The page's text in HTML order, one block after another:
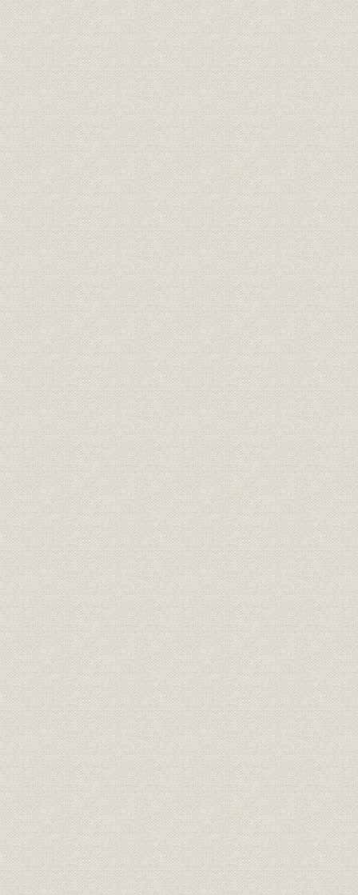
第6節 井上貞次郎時代の終幕
第6章 体質強めて総合包装へ(昭和38年~昭和48年)
第1節 企業体質の改善
第2節 供給能力の強化と新製品の開発
第3節 労使紛争の克服
第4節 長期計画へ総結集
第5節 総合包装企業へ転換
第6節 新生レンゴーとして伸展
第7章 枝伸ばし花咲かす(昭和48年~昭和59年)
第1節 業界の協調と競争
第2節 石油危機下で供給体制確立
第3節 体質改善への苦闘
第4節 量から質への転換
第5節 新しい時代への布石
第6節 体制と体質の充実
第8章 もっと大きく強く広く(昭和59年~平成5年)
第1節 「もっと大きく、もっと強く」
第2節 原価低減をもとに意識改革
第3節 周辺分野への進出と新製品の開発
第4節 新しい情勢に新しい体制と機能
第5節 創業80周年を機に新展開
第6節 業容の拡大とリニューアル
第7節 国際貢献と体質強化
第8節 グッド・カンパニーを目指して
第9節 21世紀へのアプローチ
写真
歴代社長 現役員 事業所 製品 関係会社 海外展開